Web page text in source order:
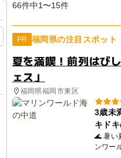
66件中1〜15件
PR 福岡県の注目スポット
夏を満喫！前列はび
ェス」
福岡県福岡市東区
3歳未
キド
🌊 暑い夏
ンワー